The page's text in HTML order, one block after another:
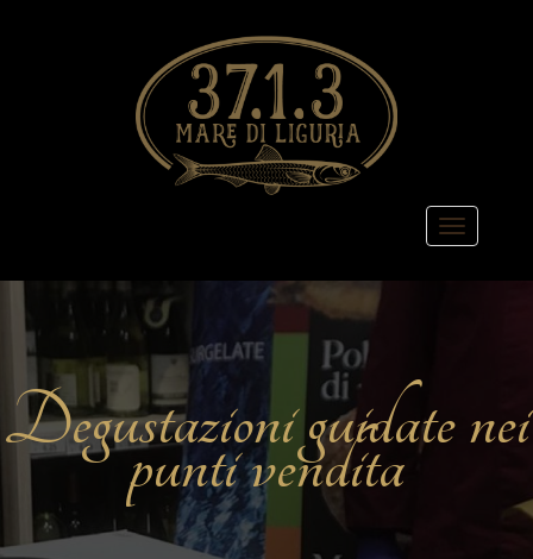
Degustazioni guidate nei
punti vendita